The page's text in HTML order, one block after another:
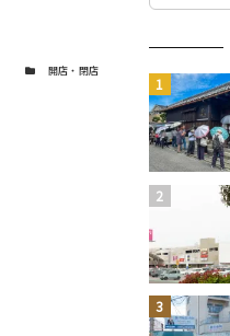
カテゴリー開店・閉店